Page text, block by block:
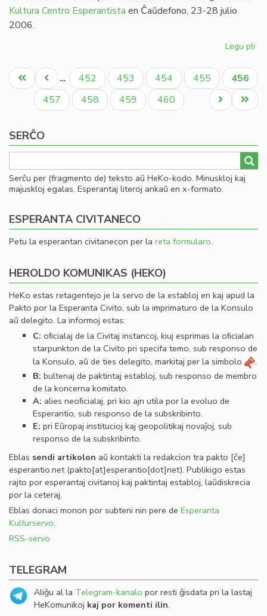
Kultura Centro Esperantista en Ĉaŭdefono, 23-28 julio
2006.
Legu pli
pri
Pagination
Unua
paĝo
Antaŭa
paĝo
… Paĝo
452 Paĝo
453 Paĝo
454 Paĝo
455
Aktuala
paĝo
456
Paĝo
457 Paĝo
458 Paĝo
459 Paĝo
460
Last
page
Next
page
SERĈO
Serĉu per (fragmento de) teksto aŭ HeKo-kodo. Minuskloj kaj
majuskloj egalas. Esperantaj literoj ankaŭ en x-formato.
ESPERANTA CIVITANECO
Petu la esperantan civitanecon per la reta formularo.
HEROLDO KOMUNIKAS (HEKO)
HeKo estas retagentejo je la servo de la establoj en kaj apud la
Pakto por la Esperanta Civito, sub la imprimaturo de la Konsulo
aŭ delegito. La informoj estas:
C: oﬁcialaj de la Civitaj instancoj, kiuj esprimas la oﬁcialan
starpunkton de la Civito pri specifa temo, sub responso de
la Konsulo, aŭ de ties delegito, markitaj per la simbolo
.
B: bultenaj de paktintaj establoj, sub responso de membro
de la koncerna komitato.
A: alies neoﬁcialaj, pri kio ajn utila por la evoluo de
Esperantio, sub responso de la subskribinto.
E: pri Eŭropaj institucioj kaj geopolitikaj novaĵoj, sub
responso de la subskribinto.
Eblas sendi artikolon aŭ kontakti la redakcion tra pakto [ĉe]
esperantio.net(pakto[at]esperantio[dot]net). Publikigo estas
rajto por esperantaj civitanoj kaj paktintaj establoj, laŭdiskrecia
por la ceteraj.
Eblas donaci monon por subteni nin pere de Esperanta
Kulturservo.
RSS-servo
TELEGRAM
Aliĝu al la Telegram-kanalo por resti ĝisdata pri la lastaj
HeKomunikoj kaj por komenti ilin.